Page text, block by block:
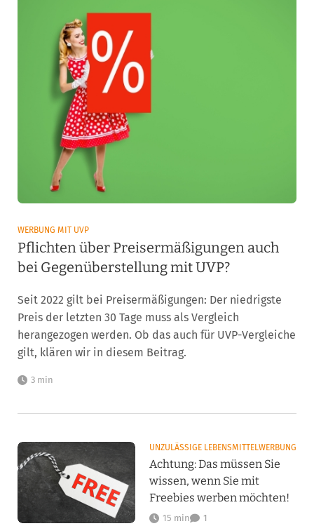
WERBUNG MIT UVP
Pflichten über Preisermäßigungen auch
bei Gegenüberstellung mit UVP?
Seit 2022 gilt bei Preisermäßigungen: Der niedrigste
Preis der letzten 30 Tage muss als Vergleich
herangezogen werden. Ob das auch für UVP-Vergleiche
gilt, klären wir in diesem Beitrag.
3 min
UNZULÄSSIGE LEBENSMITTELWERBUNG
Achtung: Das müssen Sie
wissen, wenn Sie mit
Freebies werben möchten!
15 min 1